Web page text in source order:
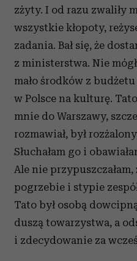
zżyty. I od razu zwaliły
wszystkie kłopoty,
zadania. Bał się, że
z ministerstwa. Nie
mało środków z
w Polsce na kulturę.
mnie do Warszawy,
rozmawiał, był
Słuchałam go i
Ale nie
pogrzebie i stypie
Tato był osobą
duszą towarzystwa, a
i zdecydowanie za